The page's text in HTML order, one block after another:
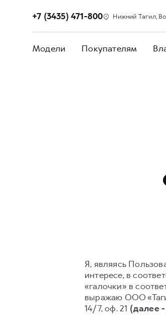
+7 (3435) 471-800 Нижний Тагил,
Модели Покупателям
Я, являясь
интересе, в
«галочки» в
выражаю ООО
14/7, оф. 21 (далее